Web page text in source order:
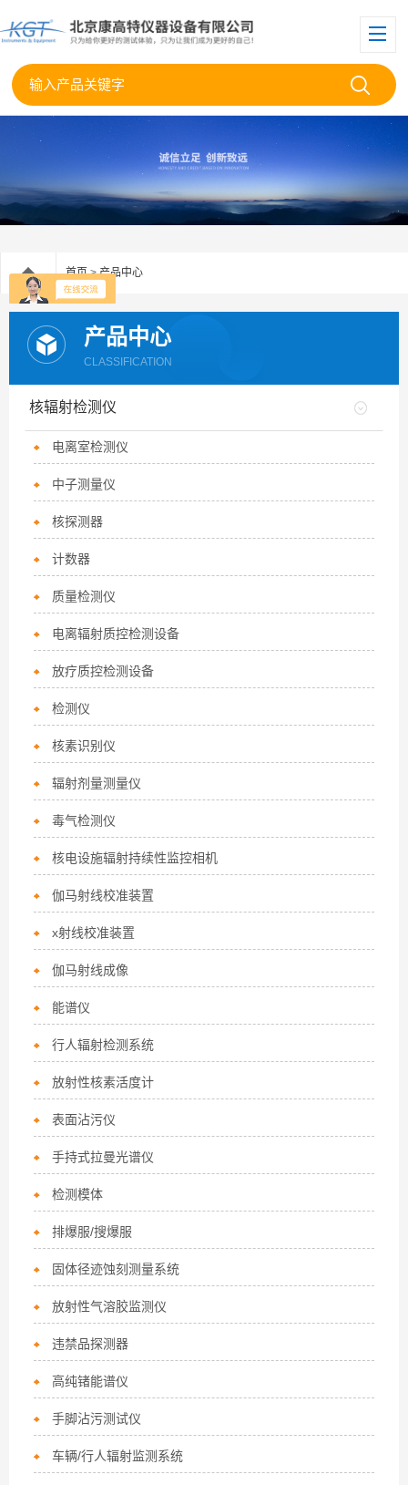
首页>产品中心
产品中心
CLASSIFICATION
核辐射检测仪
电离室检测仪
中子测量仪
核探测器
计数器
质量检测仪
电离辐射质控检测设备
放疗质控检测设备
检测仪
核素识别仪
辐射剂量测量仪
毒气检测仪
核电设施辐射持续性监控相机
伽马射线校准装置
x射线校准装置
伽马射线成像
能谱仪
行人辐射检测系统
放射性核素活度计
表面沾污仪
手持式拉曼光谱仪
检测模体
排爆服/搜爆服
固体径迹蚀刻测量系统
放射性气溶胶监测仪
违禁品探测器
高纯锗能谱仪
手脚沾污测试仪
车辆/行人辐射监测系统